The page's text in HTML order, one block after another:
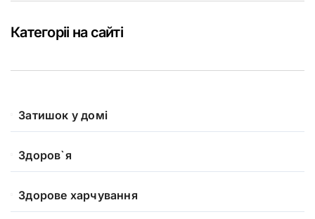
Категоріі на сайті
Затишок у домі
Здоров`я
Здорове харчування